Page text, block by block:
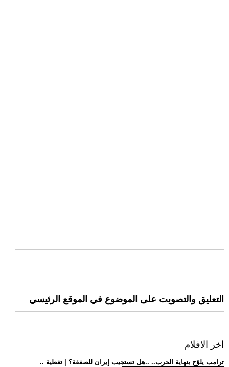
التعليق والتصويت على الموضوع في الموقع الرئيسي
اخر الافلام
.. ترامب يلوّح بنهاية الحرب.. ..هل تستجيب إيران للصفقة؟ | تغطية